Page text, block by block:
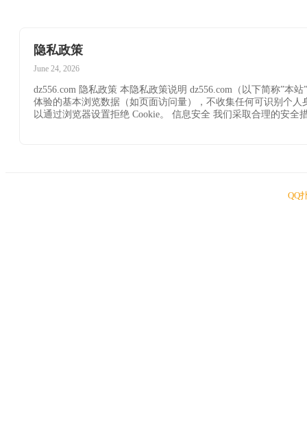
隐私政策
June 24, 2026
dz556.com 隐私政策 本隐私政策说明 dz556.com（以下简称”本
体验的基本浏览数据（如页面访问量），不收集任何可识别个
以通过浏览器设置拒绝 Cookie。 信息安全 我们采取合理的安
QQ